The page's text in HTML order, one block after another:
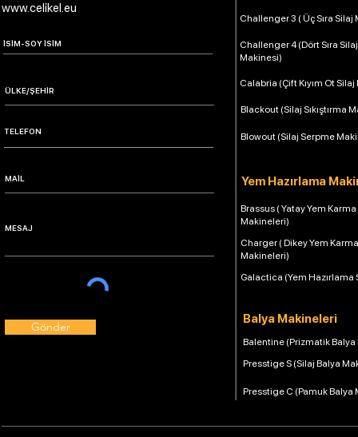
www.celikel.eu
Gönder
Calabria (Çift Kıyım Ot
Blackout (Silaj Sıkıştırma
Blowout (Silaj Serpme
Yem Hazırlama
Challenger 4 (Dört Sıra Silaj
Makinesi)
Challenger 3 ( Üç Sıra Silaj
Brassus ( Yatay Yem Karma
Makineleri)
Charger ( Dikey Yem Karma
Makineleri)
Galactica (Yem Hazırlama
Balya Makineleri
Balentine (Prizmatik
Presstige S (Silaj Balya
Presstige C (Pamuk Balya